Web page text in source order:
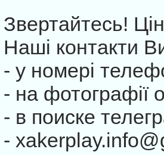
Звертайтесь!
Наші контакти
- у номері
- на фотографії
- в поиске
-